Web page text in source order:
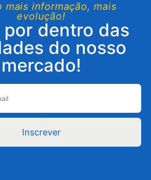
mais informação, mais
evolução!
por dentro das
do nosso
mercado!
Inscrever